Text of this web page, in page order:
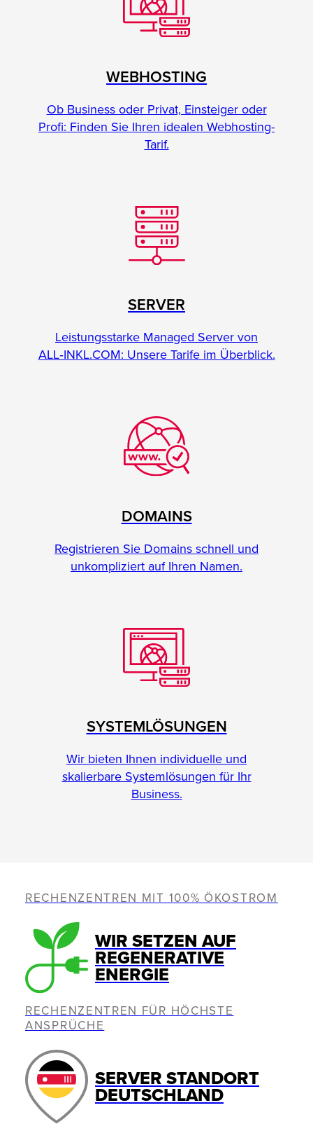
WEBHOSTING
Ob Business oder Privat, Einsteiger oder
Profi: Finden Sie Ihren idealen Webhosting-
Tarif.
SERVER
Leistungsstarke Managed Server von
ALL‑INKL.COM: Unsere Tarife im Überblick.
DOMAINS
Registrieren Sie Domains schnell und
unkompliziert auf Ihren Namen.
SYSTEMLÖSUNGEN
Wir bieten Ihnen individuelle und
skalierbare Systemlösungen für Ihr
Business.
RECHENZENTREN MIT 100% ÖKOSTROM
WIR SETZEN AUF
REGENERATIVE
ENERGIE
RECHENZENTREN FÜR HÖCHSTE
ANSPRÜCHE
SERVER STANDORT
DEUTSCHLAND